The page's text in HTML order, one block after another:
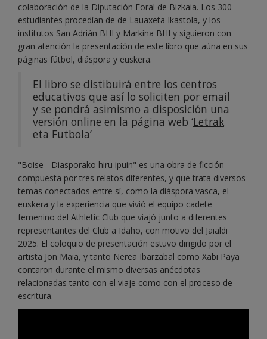
colaboración de la Diputación Foral de Bizkaia. Los 300
estudiantes procedían de de Lauaxeta Ikastola, y los
institutos San Adrián BHI y Markina BHI y siguieron con
gran atención la presentación de este libro que aúna en sus
páginas fútbol, diáspora y euskera.
El libro se distibuirá entre los centros
educativos que así lo soliciten por email
y se pondrá asimismo a disposición una
versión online en la página web ‘Letrak
eta Futbola’
"Boise - Diasporako hiru ipuin" es una obra de ficción
compuesta por tres relatos diferentes, y que trata diversos
temas conectados entre sí, como la diáspora vasca, el
euskera y la experiencia que vivió el equipo cadete
femenino del Athletic Club que viajó junto a diferentes
representantes del Club a Idaho, con motivo del Jaialdi
2025. El coloquio de presentación estuvo dirigido por el
artista Jon Maia, y tanto Nerea Ibarzabal como Xabi Paya
contaron durante el mismo diversas anécdotas
relacionadas tanto con el viaje como con el proceso de
escritura.